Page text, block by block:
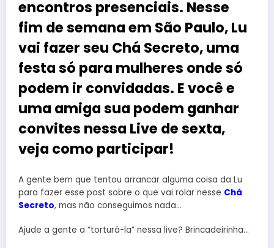
encontros presenciais. Nesse
fim de semana em São Paulo, Lu
vai fazer seu Chá Secreto, uma
festa só para mulheres onde só
podem ir convidadas. E você e
uma amiga sua podem ganhar
convites nessa Live de sexta,
veja como participar!
A gente bem que tentou arrancar alguma coisa da Lu
para fazer esse post sobre o que vai rolar nesse Chá
Secreto, mas não conseguimos nada…
Ajude a gente a “torturá-la” nessa live? Brincadeirinha…